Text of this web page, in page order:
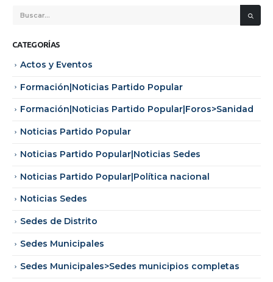
CATEGORÍAS
Actos y Eventos
Formación|Noticias Partido Popular
Formación|Noticias Partido Popular|Foros>Sanidad
Noticias Partido Popular
Noticias Partido Popular|Noticias Sedes
Noticias Partido Popular|Política nacional
Noticias Sedes
Sedes de Distrito
Sedes Municipales
Sedes Municipales>Sedes municipios completas